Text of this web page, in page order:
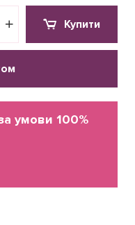
Купити
умови 100%